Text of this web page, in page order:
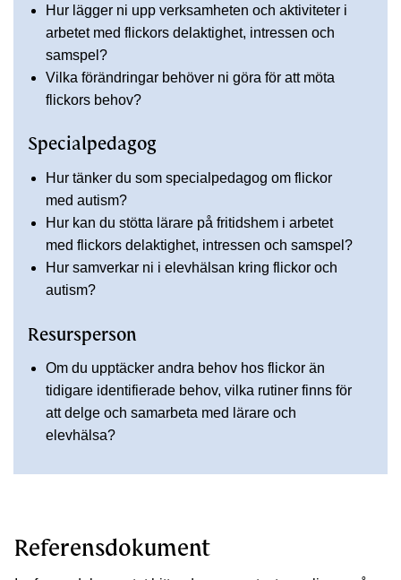
Hur lägger ni upp verksamheten och aktiviteter i
arbetet med flickors delaktighet, intressen och
samspel?
Vilka förändringar behöver ni göra för att möta
flickors behov?
Specialpedagog
Hur tänker du som specialpedagog om flickor
med autism?
Hur kan du stötta lärare på fritidshem i arbetet
med flickors delaktighet, intressen och samspel?
Hur samverkar ni i elevhälsan kring flickor och
autism?
Resursperson
Om du upptäcker andra behov hos flickor än
tidigare identifierade behov, vilka rutiner finns för
att delge och samarbeta med lärare och
elevhälsa?
Referensdokument